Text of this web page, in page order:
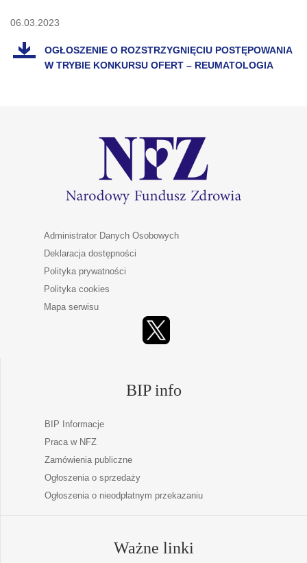
06.03.2023
OGŁOSZENIE O ROZSTRZYGNIĘCIU POSTĘPOWANIA
W TRYBIE KONKURSU OFERT – REUMATOLOGIA
Administrator Danych Osobowych
Deklaracja dostępności
Polityka prywatności
Polityka cookies
Mapa serwisu
BIP info
BIP Informacje
Praca w NFZ
Zamówienia publiczne
Ogłoszenia o sprzedaży
Ogłoszenia o nieodpłatnym przekazaniu
Ważne linki